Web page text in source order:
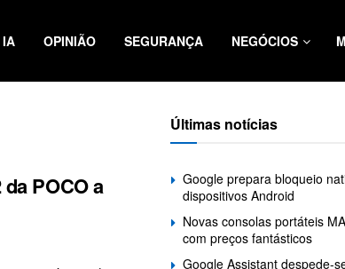
IA OPINIÃO SEGURANÇA NEGÓCIOS
POCO a
Últimas notícias
Google prepara bloqueio
dispositivos Android
Novas consolas portáteis
com preços fantásticos
Google Assistant despede-